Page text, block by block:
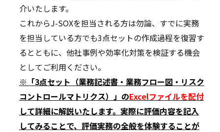
介いたします。
これからJ-SOXを担当される方は勿論、すでに実務
を担当している方でも3点セットの作成過程を復習す
るとともに、他社事例や効率化対策を検証する機会
としてご利用ください。
※「3点セット（業務記述書・業務フロー図・リスク
コントロールマトリクス）」のExcelファイルを配付
して詳細に解説いたします。実際に評価内容を記入
してみることで、評価実務の全般を体験することが